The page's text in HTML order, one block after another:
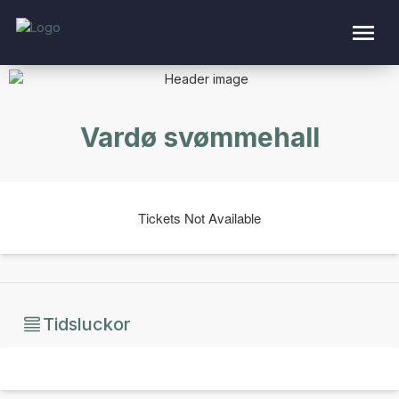
Vardø svømmehall
Tickets Not Available
Tidsluckor